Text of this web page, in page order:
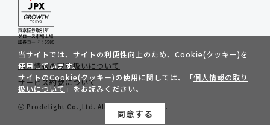
個人情報の取り扱いについて
サービス約款について
ⓒ Prodelight Co.,Ltd. All Rights Reserved.
当サイトでは、サイトの利便性向上のため、Cookie(クッキー)を
使用しています。
サイトのCookie(クッキー)の使用に関しては、「個人情報の取り
扱いについて」をお読みください。
同意する